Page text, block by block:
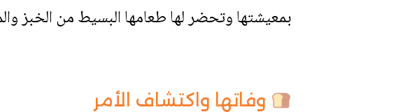
بمعيشتها وتحضر لها طعامها البسيط من الخبز
وفاتها واكتشاف الأمر